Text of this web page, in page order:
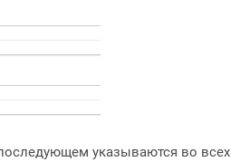
указываются во всех